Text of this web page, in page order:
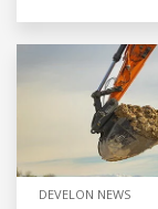
DEVELON NEWS